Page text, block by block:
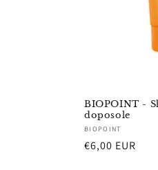
BIOPOINT -
doposole
Fornitore:
BIOPOINT
Prezzo
€6,00 EUR